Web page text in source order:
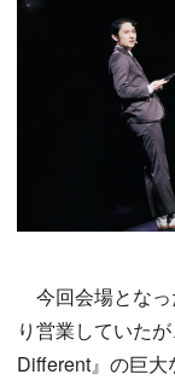
今回会場となっ
り営業していた
Different』の巨大